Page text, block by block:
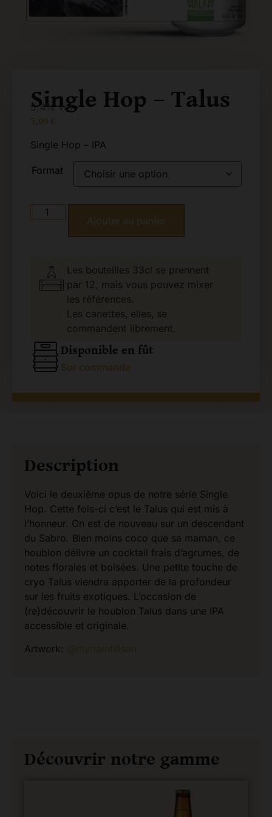
Single Hop – Talus
5,4% vol
5,00 €
Single Hop – IPA
Format
Ajouter au panier
Les bouteilles 33cl se prennent
par 12, mais vous pouvez mixer
les références.
Les canettes, elles, se
commandent librement.
Disponible en fût
Sur commande
Description
Voici le deuxième opus de notre série Single
Hop. Cette fois-ci c’est le Talus qui est mis à
l’honneur. On est de nouveau sur un descendant
du Sabro. Bien moins coco que sa maman, ce
houblon délivre un cocktail frais d’agrumes, de
notes florales et boisées. Une petite touche de
cryo Talus viendra apporter de la profondeur
sur les fruits exotiques. L’occasion de
(re)découvrir le houblon Talus dans une IPA
accessible et originale.
Artwork: @myriamtillson
Découvrir notre gamme